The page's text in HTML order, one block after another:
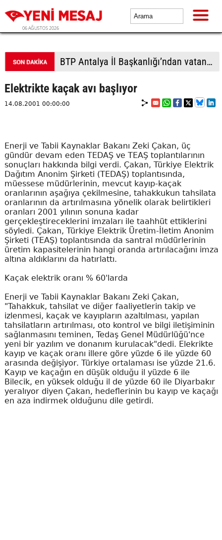
06 AĞUSTOS 2026
BTP Antalya İl Başkanlığı’ndan vatandaşla yoğun temas
Elektrikte kaçak avı başlıyor
14.08.2001 00:00:00
Enerji ve Tabii Kaynaklar Bakanı Zeki Çakan, üç
gündür devam eden TEDAŞ ve TEAŞ toplantılarının
sonuçları hakkında bilgi verdi. Çakan, Türkiye Elektrik
Dağıtım Anonim Şirketi (TEDAŞ) toplantısında,
müessese müdürlerinin, mevcut kayıp-kaçak
oranlarının aşağıya çekilmesine, tahakkukun tahsilata
oranlarının da artırılmasına yönelik olarak belirtikleri
oranları 2001 yılının sonuna kadar
gerçekleştireceklerini imzaları ile taahhüt ettiklerini
söyledi. Çakan, Türkiye Elektrik Üretim-İletim Anonim
Şirketi (TEAŞ) toplantısında da santral müdürlerinin
üretim kapasitelerinin hangi oranda artırılacağını imza
altına aldıklarını da hatırlattı.
Kaçak elektrik oranı % 60'larda
Enerji ve Tabii Kaynaklar Bakanı Zeki Çakan,
"Tahakkuk, tahsilat ve diğer faaliyetlerin takip ve
izlenmesi, kaçak ve kayıpların azaltılması, yapılan
tahsilatların artırılması, oto kontrol ve bilgi iletişiminin
sağlanmasını teminen, Tedaş Genel Müdürlüğü'nce
yeni bir yazılım ve donanım kurulacak"dedi. Elekrikte
kayıp ve kaçak oranı illere göre yüzde 6 ile yüzde 60
arasında değişiyor. Türkiye ortalaması ise yüzde 21.6.
Kayıp ve kaçağın en düşük olduğu il yüzde 6 ile
Bilecik, en yüksek olduğu il de yüzde 60 ile Diyarbakır
yeralıyor diyen Çakan, hedeflerinin bu kayıp ve kaçağı
en aza indirmek olduğunu dile getirdi.